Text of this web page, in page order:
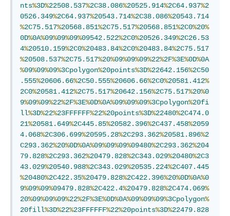
nts%3D%22508.537%2C38.086%20525.914%2C64.937%2
0526.349%2C64.937%20543.714%2C38.086%20543.714
%2C75.517%20568.851%2C75.517%20568.851%2C0%20%
0D%0A%09%09%09%09542.522%2C0%20526.349%2C26.53
4%20510.159%2C0%20483.84%2C0%20483.84%2C75.517
%20508.537%2C75.517%20%09%09%09%22%2F%3E%0D%0A
%09%09%09%3Cpolygon%20points%3D%22642.156%2C50
.555%20606.66%2C50.555%20606.66%2C0%20581.412%
2C0%20581.412%2C75.517%20642.156%2C75.517%20%0
9%09%09%22%2F%3E%0D%0A%09%09%09%3Cpolygon%20fi
ll%3D%22%23FFFFFF%22%20points%3D%22480%2C474.0
21%20581.649%2C445.85%20582.396%2C437.458%2059
4.068%2C306.699%20595.28%2C293.362%20581.896%2
C293.362%20%0D%0A%09%09%09%09480%2C293.362%204
79.828%2C293.362%20479.828%2C343.029%20480%2C3
43.029%20540.988%2C343.029%20535.224%2C407.445
%20480%2C422.35%20479.828%2C422.396%20%0D%0A%0
9%09%09%09479.828%2C422.4%20479.828%2C474.069%
20%09%09%09%22%2F%3E%0D%0A%09%09%09%3Cpolygon%
20fill%3D%22%23FFFFFF%22%20points%3D%22479.828